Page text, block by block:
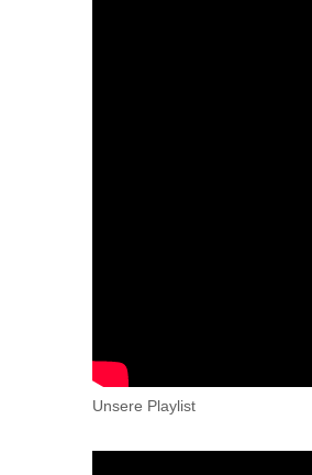
Unsere Playlist